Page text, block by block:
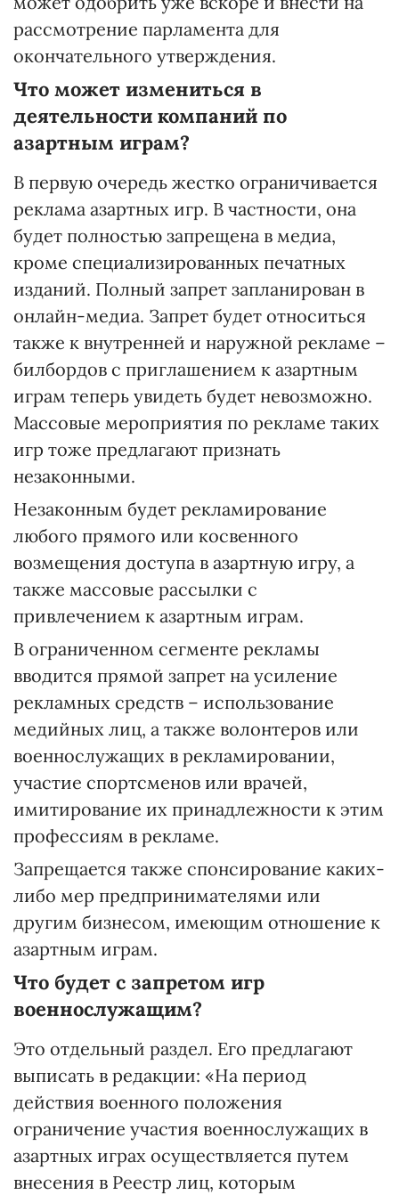
рассмотрение парламента для
окончательного утверждения.
Что может измениться в
деятельности компаний по
азартным играм?
В первую очередь жестко ограничивается
реклама азартных игр. В частности, она
будет полностью запрещена в медиа,
кроме специализированных печатных
изданий. Полный запрет запланирован в
онлайн-медиа. Запрет будет относиться
также к внутренней и наружной рекламе –
билбордов с приглашением к азартным
играм теперь увидеть будет невозможно.
Массовые мероприятия по рекламе таких
игр тоже предлагают признать
незаконными.
Незаконным будет рекламирование
любого прямого или косвенного
возмещения доступа в азартную игру, а
также массовые рассылки с
привлечением к азартным играм.
В ограниченном сегменте рекламы
вводится прямой запрет на усиление
рекламных средств – использование
медийных лиц, а также волонтеров или
военнослужащих в рекламировании,
участие спортсменов или врачей,
имитирование их принадлежности к этим
профессиям в рекламе.
Запрещается также спонсирование каких-
либо мер предпринимателями или
другим бизнесом, имеющим отношение к
азартным играм.
Что будет с запретом игр
военнослужащим?
Это отдельный раздел. Его предлагают
выписать в редакции: «На период
действия военного положения
ограничение участия военнослужащих в
азартных играх осуществляется путем
внесения в Реестр лиц, которым